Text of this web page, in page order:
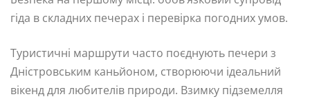
гіда в складних печерах і перевірка погодних умов.
Туристичні маршрути часто поєднують печери з
Дністровським каньйоном, створюючи ідеальний
вікенд для любителів природи. Взимку підземелля